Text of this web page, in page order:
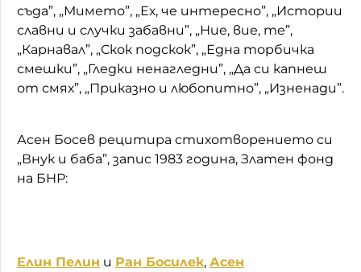
съда”, „Мимето”, „Ех, че интересно”, „Истории
славни и случки забавни”, „Ние, вие, те”,
„Карнавал”, „Скок подскок”, „Една торбичка
смешки”, „Гледки ненагледни”, „Да си капнеш
от смях”, „Приказно и любопитно”, „Изненади”.
Асен Босев рецитира стихотворението си
„Внук и баба”, запис 1983 година, Златен фонд
на БНР:
Елин Пелин и Ран Босилек, Асен